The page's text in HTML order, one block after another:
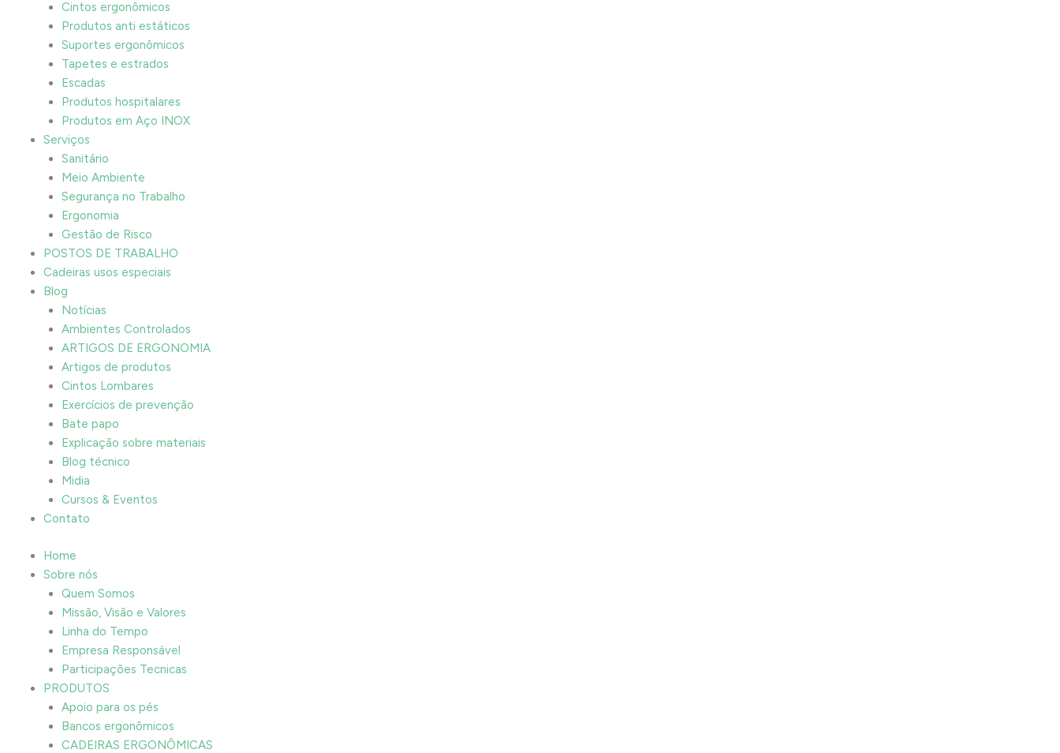
Cintos ergonômicos
Produtos anti estáticos
Suportes ergonômicos
Tapetes e estrados
Escadas
Produtos hospitalares
Produtos em Aço INOX
Serviços
Sanitário
Meio Ambiente
Segurança no Trabalho
Ergonomia
Gestão de Risco
POSTOS DE TRABALHO
Cadeiras usos especiais
Blog
Notícias
Ambientes Controlados
ARTIGOS DE ERGONOMIA
Artigos de produtos
Cintos Lombares
Exercícios de prevenção
Bate papo
Explicação sobre materiais
Blog técnico
Midia
Cursos & Eventos
Contato
Home
Sobre nós
Quem Somos
Missão, Visão e Valores
Linha do Tempo
Empresa Responsável
Participações Tecnicas
PRODUTOS
Apoio para os pés
Bancos ergonômicos
CADEIRAS ERGONÔMICAS